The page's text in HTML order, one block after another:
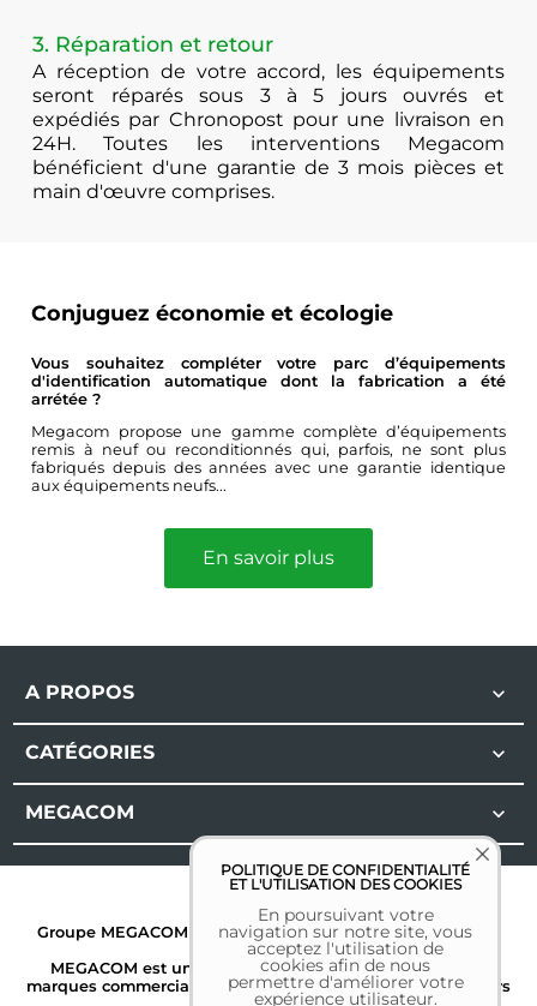
3. Réparation et retour
A réception de votre accord, les équipements
seront réparés sous 3 à 5 jours ouvrés et
expédiés par Chronopost pour une livraison en
24H. Toutes les interventions Megacom
bénéficient d'une garantie de 3 mois pièces et
main d'œuvre comprises.
Conjuguez économie et écologie
Vous souhaitez compléter votre parc d’équipements
d'identification automatique dont la fabrication a été
arrétée ?
Megacom propose une gamme complète d’équipements
remis à neuf ou reconditionnés qui, parfois, ne sont plus
fabriqués depuis des années avec une garantie identique
aux équipements neufs...
En savoir plus
A PROPOS 
CATÉGORIES 
MEGACOM 
POLITIQUE DE CONFIDENTIALITÉ
ET L'UTILISATION DES COOKIES
En poursuivant votre
navigation sur notre site, vous
acceptez l'utilisation de
cookies afin de nous
permettre d'améliorer votre
expérience utilisateur.
Groupe MEGACOM | Tous droits réservés | 2026 |Mentions
légales
MEGACOM est une marque déposée. Toutes les autres
marques commerciales sont la propriété de leurs détenteurs